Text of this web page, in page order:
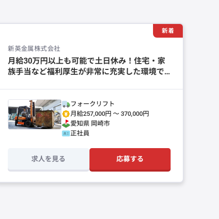
新着
新英金属株式会社
月給30万円以上も可能で土日休み！住宅・家
族手当など福利厚生が非常に充実した環境で
フォークリフト
月給257,000円 〜 370,000円
愛知県 岡崎市
正社員
求人を見る 応募する